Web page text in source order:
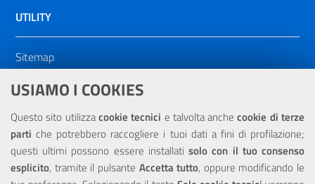
USIAMO I COOKIES
Questo sito utilizzacookie tecnici e talvolta anchecookie di terze
parti che potrebbero raccogliere i tuoi dati a fini di profilazione;
questi ultimi possono essere installatisolo con il tuo consenso
esplicito, tramite il pulsante Accetta tutto, oppure modificando le
UTILITY
Sitemap
Dichiarazione di accessibilità
NOTE LEGALI
Privacy